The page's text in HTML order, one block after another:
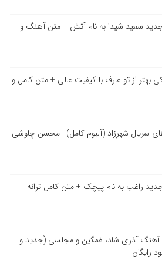
سعید شیدا به نام آتش + متن آهنگ و
بهتر از تو عارف با کیفیت عالی + متن کامل و
سریال شهرزاد (آلبوم کامل) | محسن چاوشی
راغب به نام پیچک + متن کامل ترانه
آهنگ آذری شاد، غمگین و مجلسی (جدید و
رایگان